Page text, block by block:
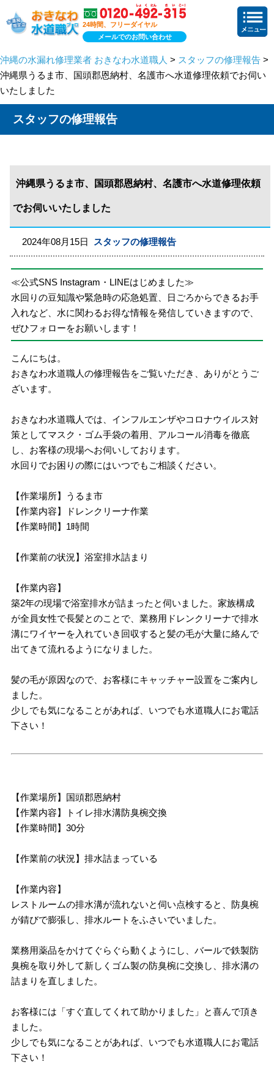
24時間、フリーダイヤル
メールでのお問い合わせ
沖縄の水漏れ修理業者 おきなわ水道職人 > スタッフの修理報告 >
沖縄県うるま市、国頭郡恩納村、名護市へ水道修理依頼でお伺い
いたしました
スタッフの修理報告
沖縄県うるま市、国頭郡恩納村、名護市へ水道修理依頼
でお伺いいたしました
2024年08月15日 スタッフの修理報告
≪公式SNS Instagram・LINEはじめました≫
水回りの豆知識や緊急時の応急処置、日ごろからできるお手
入れなど、水に関わるお得な情報を発信していきますので、
ぜひフォローをお願いします！
こんにちは。
おきなわ水道職人の修理報告をご覧いただき、ありがとうご
ざいます。
おきなわ水道職人では、インフルエンザやコロナウイルス対
策としてマスク・ゴム手袋の着用、アルコール消毒を徹底
し、お客様の現場へお伺いしております。
水回りでお困りの際にはいつでもご相談ください。
【作業場所】うるま市
【作業内容】ドレンクリーナ作業
【作業時間】1時間
【作業前の状況】浴室排水詰まり
【作業内容】
築2年の現場で浴室排水が詰まったと伺いました。家族構成
が全員女性で長髪とのことで、業務用ドレンクリーナで排水
溝にワイヤーを入れていき回収すると髪の毛が大量に絡んで
出てきて流れるようになりました。
髪の毛が原因なので、お客様にキャッチャー設置をご案内し
ました。
少しでも気になることがあれば、いつでも水道職人にお電話
下さい！
【作業場所】国頭郡恩納村
【作業内容】トイレ排水溝防臭椀交換
【作業時間】30分
【作業前の状況】排水詰まっている
【作業内容】
レストルームの排水溝が流れないと伺い点検すると、防臭椀
が錆びで膨張し、排水ルートをふさいでいました。
業務用薬品をかけてぐらぐら動くようにし、バールで鉄製防
臭椀を取り外して新しくゴム製の防臭椀に交換し、排水溝の
詰まりを直しました。
お客様には「すぐ直してくれて助かりました」と喜んで頂き
ました。
少しでも気になることがあれば、いつでも水道職人にお電話
下さい！